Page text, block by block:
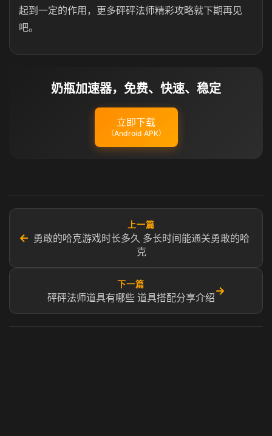
起到一定的作用，更多砰砰法师精彩攻略就下期再见
吧。
奶瓶加速器，免费、快速、稳定
立即下载
（Android APK）
←
上一篇
勇敢的哈克游戏时长多久 多长时间能通关勇敢的哈
克
下一篇
砰砰法师道具有哪些 道具搭配分享介绍
→